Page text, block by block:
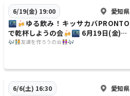
6/19(金) 19:00 愛知県
🌃🍻ゆる飲み！キッサカバPRONTO
で乾杯しようの会🍻🌃 6月19日(金)19
時〜
🎶🧑‍🤝‍🧑友達を作ろうの会👭🎶
6/6(土) 16:30 愛知県